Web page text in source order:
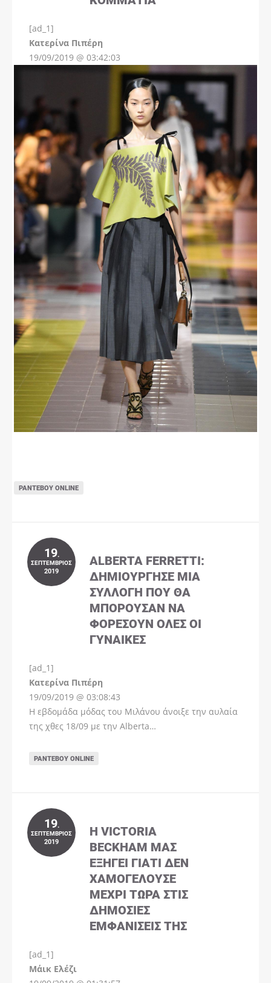
[ad_1]
Kατερίνα Πιπέρη
19/09/2019 @ 03:42:03
ΡΑΝΤΕΒΟΎ ONLINE
19.
ΣΕΠΤΈΜΒΡΙΟΣ
2019
ALBERTA FERRETTI:
ΔΗΜΙΟΎΡΓΗΣΕ ΜΊΑ
ΣΥΛΛΟΓΉ ΠΟΥ ΘΑ
ΜΠΟΡΟΎΣΑΝ ΝΑ
ΦΟΡΈΣΟΥΝ ΌΛΕΣ ΟΙ
ΓΥΝΑΊΚΕΣ
[ad_1]
Kατερίνα Πιπέρη
19/09/2019 @ 03:08:43
Η εβδομάδα μόδας του Μιλάνου άνοιξε την αυλαία
της χθες 18/09 με την Alberta…
ΡΑΝΤΕΒΟΎ ONLINE
19.
ΣΕΠΤΈΜΒΡΙΟΣ
2019
Η VICTORIA
BECKHAM ΜΑΣ
ΕΞΗΓΕΊ ΓΙΑΤΊ ΔΕΝ
ΧΑΜΟΓΕΛΟΎΣΕ
ΜΈΧΡΙ ΤΏΡΑ ΣΤΙΣ
ΔΗΜΌΣΙΕΣ
ΕΜΦΑΝΊΣΕΙΣ ΤΗΣ
[ad_1]
Μάικ Ελέζι